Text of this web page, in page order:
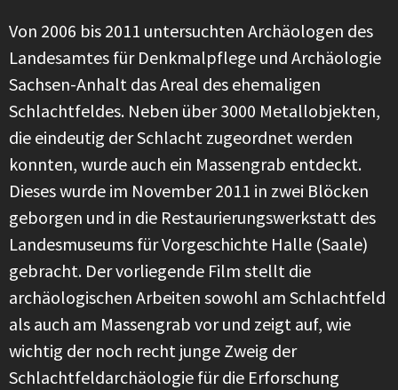
Von 2006 bis 2011 untersuchten Archäologen des
Landesamtes für Denkmalpflege und Archäologie
Sachsen-Anhalt das Areal des ehemaligen
Schlachtfeldes. Neben über 3000 Metallobjekten,
die eindeutig der Schlacht zugeordnet werden
konnten, wurde auch ein Massengrab entdeckt.
Dieses wurde im November 2011 in zwei Blöcken
geborgen und in die Restaurierungswerkstatt des
Landesmuseums für Vorgeschichte Halle (Saale)
gebracht. Der vorliegende Film stellt die
archäologischen Arbeiten sowohl am Schlachtfeld
als auch am Massengrab vor und zeigt auf, wie
wichtig der noch recht junge Zweig der
Schlachtfeldarchäologie für die Erforschung